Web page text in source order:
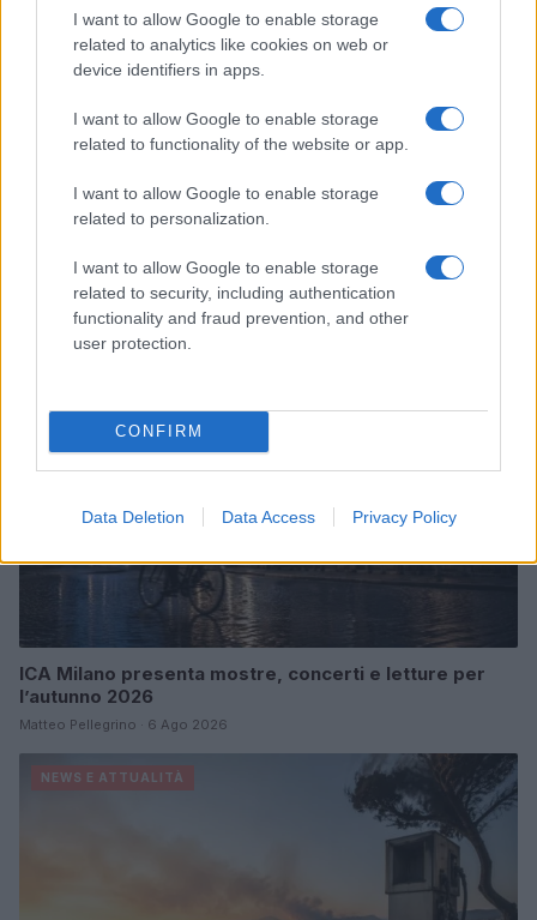
I want to allow Google to enable storage
related to analytics like cookies on web or
device identifiers in apps.
I want to allow Google to enable storage
related to functionality of the website or app.
I want to allow Google to enable storage
related to personalization.
I want to allow Google to enable storage
related to security, including authentication
functionality and fraud prevention, and other
user protection.
CONFIRM
Data Deletion Data Access Privacy Policy
Continua a leggere
NEWS E ATTUALITÀ
ICA Milano presenta mostre, concerti e letture per
l’autunno 2026
Matteo Pellegrino · 6 Ago 2026
NEWS E ATTUALITÀ